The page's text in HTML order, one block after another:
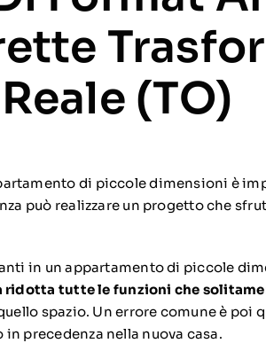
(TO)
di piccole dimensioni è
può realizzare un progetto che
in un appartamento di piccole
ridotta tutte le funzioni che
spazio. Un errore comune è poi
precedenza nella nuova casa.